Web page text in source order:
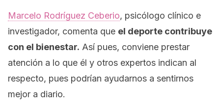
Marcelo Rodríguez Ceberio, psicólogo clínico e
investigador, comenta que el deporte contribuye
con el bienestar. Así pues, conviene prestar
atención a lo que él y otros expertos indican al
respecto, pues podrían ayudarnos a sentirnos
mejor a diario.